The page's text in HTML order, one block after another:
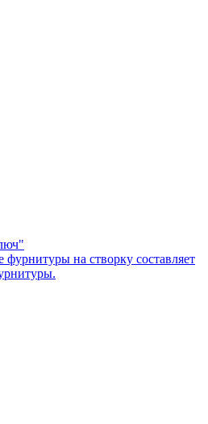
фурнитуры на створку составляет